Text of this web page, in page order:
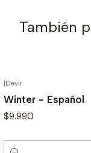
También
|Devir
Winter - Español
$9.990